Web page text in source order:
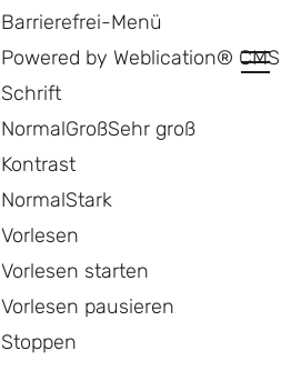
Barrierefrei-Menü
Powered by Weblication® CMS
Schrift
NormalGroßSehr groß
Kontrast
NormalStark
Vorlesen
Vorlesen starten
Vorlesen pausieren
Stoppen